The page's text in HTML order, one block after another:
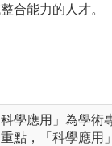
合能力的人才。
學應用」為學術
點，「科學應用